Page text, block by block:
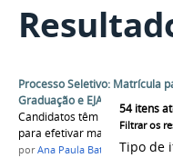
54itens
Filtrar os
Tipo de
Processo Seletivo: Matrícula
Graduação e EJA
Candidatos têm os dias 24 e
para efetivar matrícula nos
porAna Paula Batista